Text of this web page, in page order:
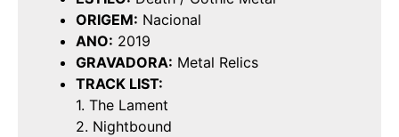
ORIGEM: Nacional
ANO: 2019
GRAVADORA: Metal Relics
TRACK LIST:
1. The Lament
2. Nightbound